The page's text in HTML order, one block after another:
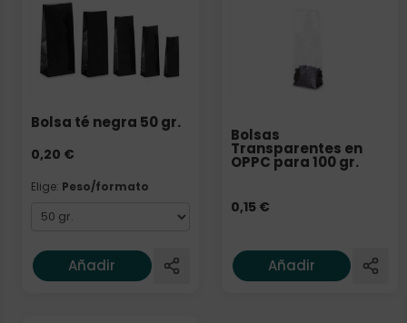
Bolsa té negra 50 gr.
0,20 €
Elige: Peso/formato
Añadir
Bolsas
Transparentes en
OPPC para 100 gr.
0,15 €
Añadir